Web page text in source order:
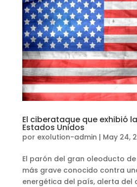
El ciberataque que exhibió
Estados Unidos
por exolution-admin | May 24,
El parón del gran oleoducto
más grave conocido contra
energética del país, alerta del